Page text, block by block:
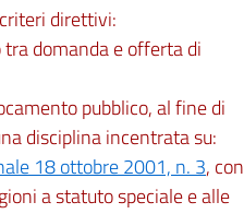
direttivi:
domanda e offerta di
pubblico, al fine di
disciplina incentrata su:
18 ottobre 2001, n. 3, con
a statuto speciale e alle